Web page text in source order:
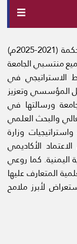
تم إعداد الخطة الاستراتيجية لجامعه الحكمة (2021-2025م)
منتسبي الجامعة
الاستراتيجي في
المؤسسي وتعزيز
ورسالتها في
والبحث العلمي
وزارة
الأكاديمي
اليمنية. كما روعي
المتعارف عليها
لأبرز ملامح